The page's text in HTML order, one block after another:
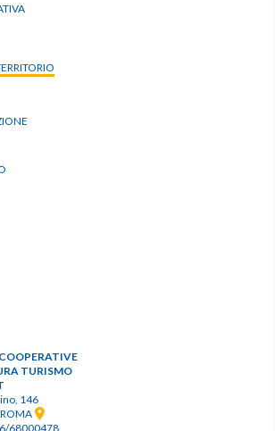
TURISMO
146
68000478